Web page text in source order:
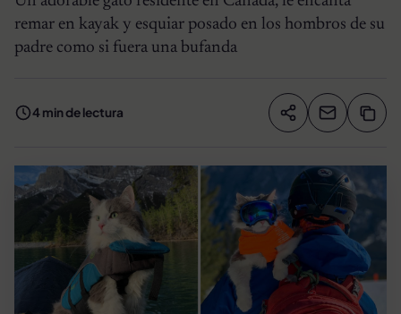
remar en kayak y esquiar posado en los hombros de su
padre como si fuera una bufanda
4 min de lectura Compartir